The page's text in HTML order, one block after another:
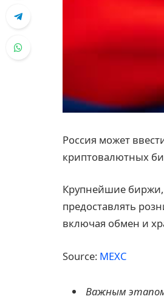
Россия может
криптовалютных
Крупнейшие биржи,
предоставлять
включая обмен и
Source: MEXC
Важным